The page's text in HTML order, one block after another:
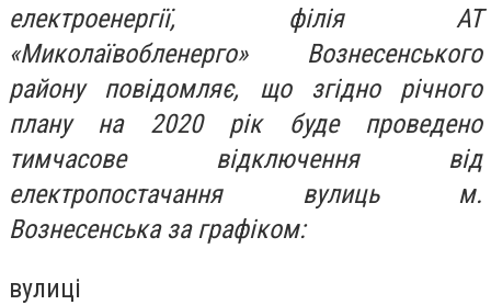
електроенергії, філія АТ
«Миколаївобленерго» Вознесенського
району повідомляє, що згідно річного
плану на 2020 рік буде проведено
тимчасове відключення від
електропостачання вулиць м.
Вознесенська за графіком:
вулиці